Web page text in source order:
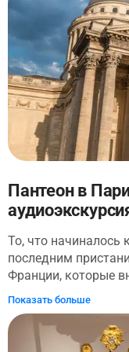
отражающие
Нотр-Дам, с
выбрали этот
регулярно
Пантеон в
То, что начиналось
последним
Франции, которые
развитие нации. С
приложении, вы
темпе —
который имеет
Показать больше